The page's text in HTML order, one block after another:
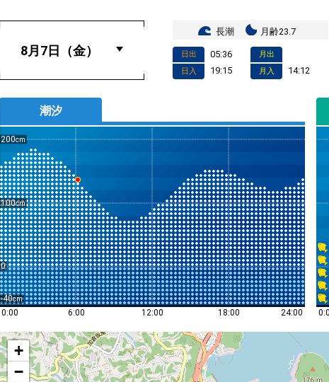
長潮 月齢23.7
日出 05:36
日入 19:15
月出
月入
14:12
潮汐
200
100
0
-40
0:00
6:00 12:00 18:00 24:00
+
−